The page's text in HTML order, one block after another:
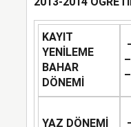
KAYIT
YENİLEME
BAHAR
DÖNEMİ
YAZ DÖNEMİ